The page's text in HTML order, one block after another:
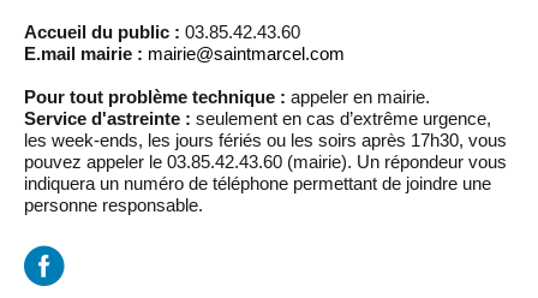
Accueil du public : 03.85.42.43.60
E.mail mairie : mairie@saintmarcel.com
Pour tout problème technique : appeler en mairie.
Service d'astreinte : seulement en cas d’extrême urgence,
les week-ends, les jours fériés ou les soirs après 17h30, vous
pouvez appeler le 03.85.42.43.60 (mairie). Un répondeur vous
indiquera un numéro de téléphone permettant de joindre une
personne responsable.